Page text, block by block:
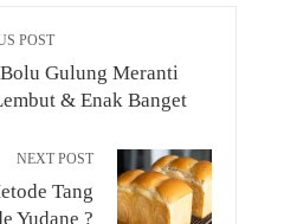
POST
Gulung Meranti
& Enak Banget
NEXT POST
Tang
Yudane ?